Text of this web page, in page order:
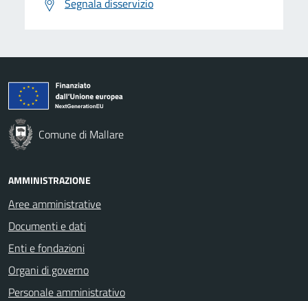
Comune di Mallare
AMMINISTRAZIONE
Aree amministrative
Documenti e dati
Enti e fondazioni
Organi di governo
Personale amministrativo